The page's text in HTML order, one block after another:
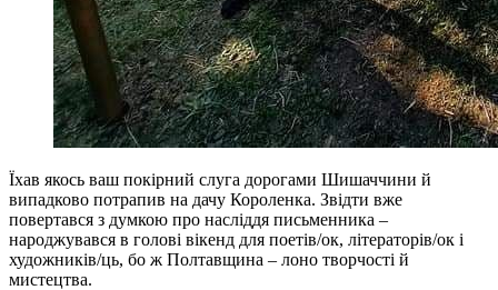
Їхав якось ваш покірний слуга дорогами Шишаччини й
випадково потрапив на дачу Короленка. Звідти вже
повертався з думкою про насліддя письменника –
народжувався в голові вікенд для поетів/ок, літераторів/ок і
художників/ць, бо ж Полтавщина – лоно творчості й
мистецтва.